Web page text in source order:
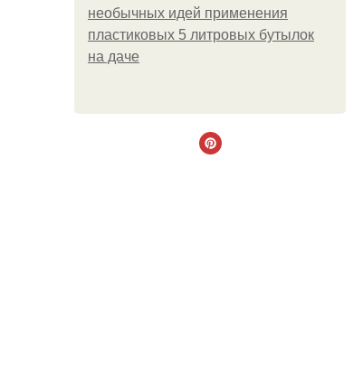
необычных идей применения
пластиковых 5 литровых бутылок
на даче